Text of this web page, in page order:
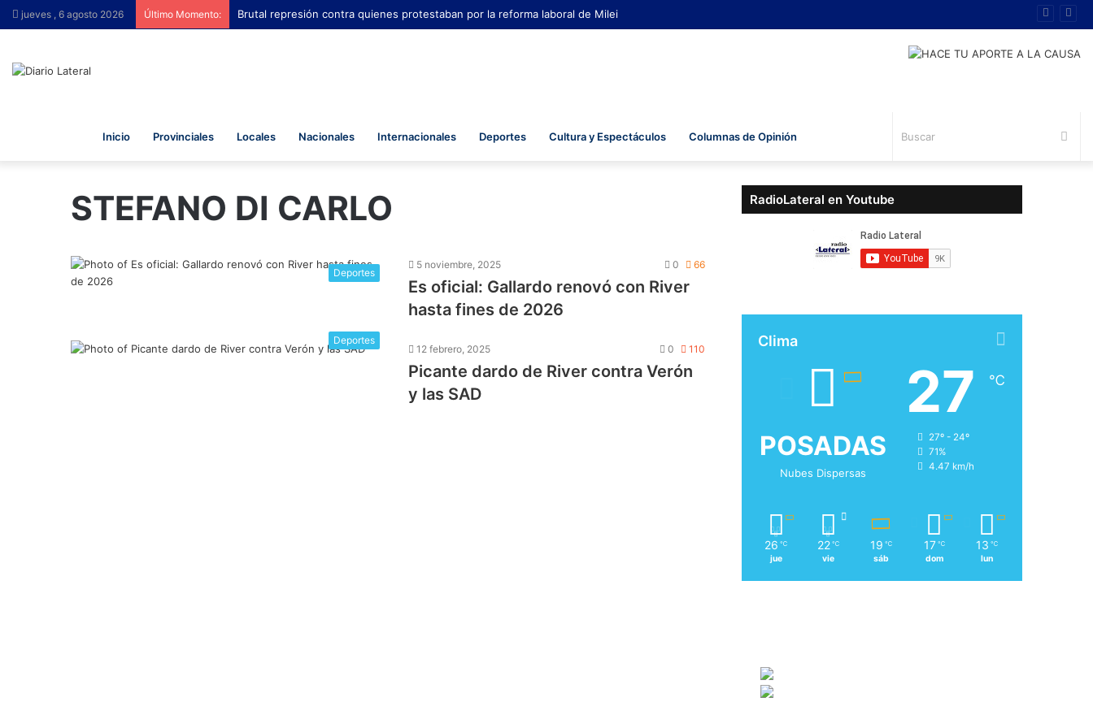
jueves , 6 agosto 2026 Último Momento: Brutal represión contra quienes protestaban por la reforma laboral de Milei
Inicio Provinciales Locales Nacionales Internacionales Deportes Cultura y Espectáculos Columnas de Opinión
STEFANO DI CARLO
Deportes
5 noviembre, 2025 0 66
Es oficial: Gallardo renovó con River
hasta fines de 2026
Deportes
12 febrero, 2025 0 110
Picante dardo de River contra Verón
y las SAD
RadioLateral en Youtube
Clima
POSADAS
Nubes Dispersas
27 ℃
27º - 24º
71%
4.47 km/h
26 ℃
jue
22 ℃
vie
19 ℃
sáb
17 ℃
dom
13 ℃
lun